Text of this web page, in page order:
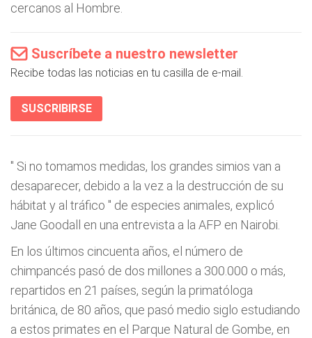
cercanos al Hombre.
Suscríbete a nuestro newsletter
Recibe todas las noticias en tu casilla de e-mail.
SUSCRIBIRSE
" Si no tomamos medidas, los grandes simios van a
desaparecer, debido a la vez a la destrucción de su
hábitat y al tráfico " de especies animales, explicó
Jane Goodall en una entrevista a la AFP en Nairobi.
En los últimos cincuenta años, el número de
chimpancés pasó de dos millones a 300.000 o más,
repartidos en 21 países, según la primatóloga
británica, de 80 años, que pasó medio siglo estudiando
a estos primates en el Parque Natural de Gombe, en